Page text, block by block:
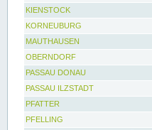
KIENSTOCK
KORNEUBURG
MAUTHAUSEN
OBERNDORF
PASSAU DONAU
PASSAU ILZSTADT
PFATTER
PFELLING